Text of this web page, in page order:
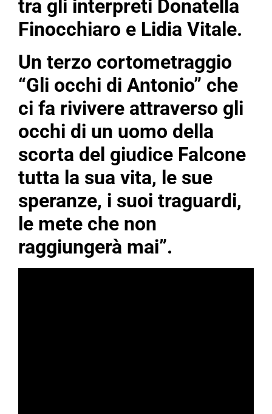
tra gli interpreti Donatella
Finocchiaro e Lidia Vitale.
Un terzo cortometraggio
“Gli occhi di Antonio” che
ci fa rivivere attraverso gli
occhi di un uomo della
scorta del giudice Falcone
tutta la sua vita, le sue
speranze, i suoi traguardi,
le mete che non
raggiungerà mai”.